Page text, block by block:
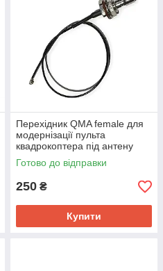
Перехідник QMA female для
модернізації пульта
квадрокоптера під антену
Alientech 20 см
Готово до відправки
250 ₴
Купити